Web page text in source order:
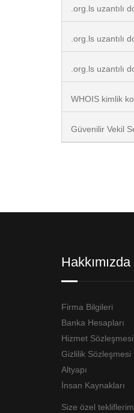
.org.ls uzantılı
.org.ls uzantılı
.org.ls uzantılı
WHOIS kimlik
Güvenilir Vekil
Hakkımızda
Firma Bilgileri
Banka Hesapları
Hizmet
Gizlilik Sözleşmesi
Altyapı
İnsan Kaynakları
Size özel